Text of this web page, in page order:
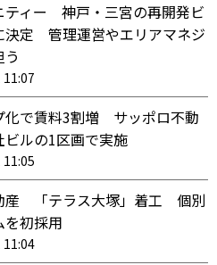
ティー 神戸・三宮の再開発ビ
決定 管理運営やエリアマネジ
11:07
化で賃料3割増 サッポロ不動
ルの1区画で実施
11:05
産 「テラス大塚」着工 個別
を初採用
11:04